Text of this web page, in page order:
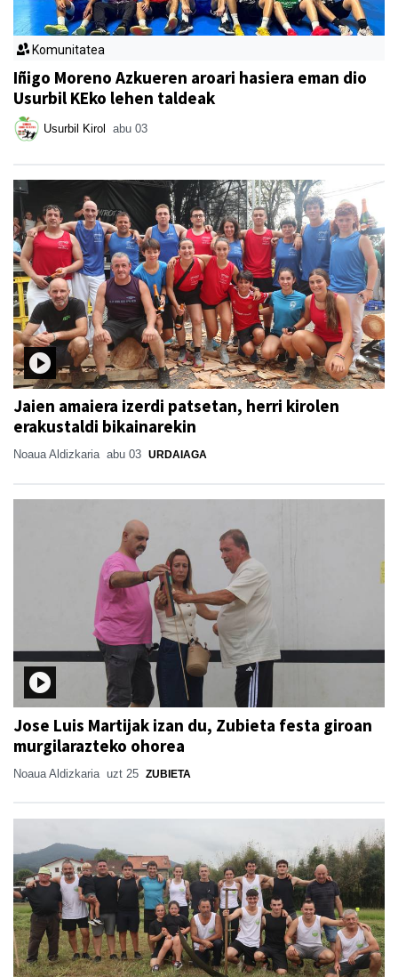
Komunitatea
Iñigo Moreno Azkueren aroari hasiera eman dio
Usurbil KEko lehen taldeak
Usurbil Kirol abu 03
Jaien amaiera izerdi patsetan, herri kirolen
erakustaldi bikainarekin
Noaua Aldizkaria abu 03 URDAIAGA
Jose Luis Martijak izan du, Zubieta festa giroan
murgilarazteko ohorea
Noaua Aldizkaria uzt 25 ZUBIETA